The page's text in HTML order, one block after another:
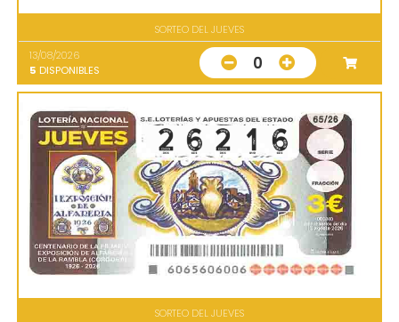
SORTEO DEL JUEVES
13/08/2026
5 DISPONIBLES 0
SORTEO DEL JUEVES